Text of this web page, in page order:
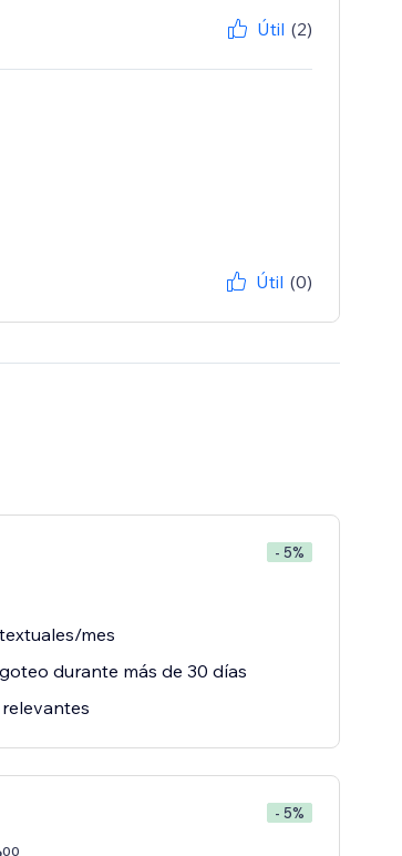
Útil (2)
Útil (0)
- 5%
mes
durante más de 30 días
- 5%
00